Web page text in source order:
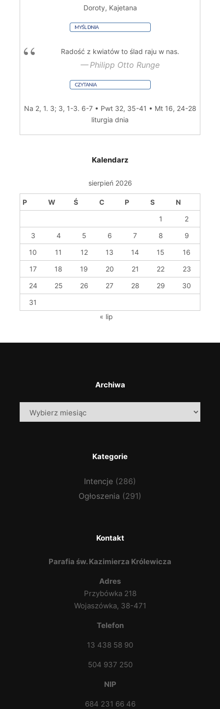
Doroty, Kajetana
Radość z kwiatów to ślad raju w nas.
Philipp Otto Runge
Na 2, 1. 3; 3, 1-3. 6-7 • Pwt 32, 35-41 • Mt 16, 24-28
liturgia dnia
Kalendarz
sierpień 2026
P W Ś C P S
N
1
2
3
4 5 6 7 8
9
10
11 12 13 14 15
16
17
18 19 20 21 22
23
24
25 26 27 28 29
30
31
« lip
Archiwa
Archiwa
Kategorie
Intencje (286)
Ogłoszenia (291)
Kontakt
Parafia św. Kazimierza Królewicza
Adres
Przybówka 218
Wojaszówka, 38-471
Telefon
13 438 58 90
504 937 250
NIP
684 231 66 46